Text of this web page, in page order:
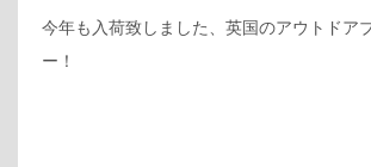
今年も入荷致しました、英国のアウトドア
ー！